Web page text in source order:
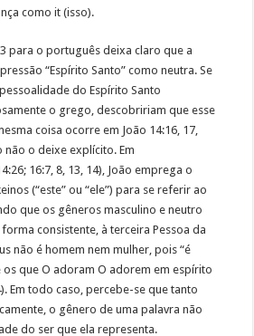
como it (isso).
para o português deixa claro que a
“Espírito Santo” como neutra. Se
do Espírito Santo
o grego, descobririam que esse
coisa ocorre em João 14:16, 17,
o deixe explícito. Em
16:7, 8, 13, 14), João emprega o
(“este” ou “ele”) para se referir ao
que os gêneros masculino e neutro
consistente, à terceira Pessoa da
não é homem nem mulher, pois “é
que O adoram O adorem em espírito
Em todo caso, percebe-se que tanto
o gênero de uma palavra não
do ser que ela representa.